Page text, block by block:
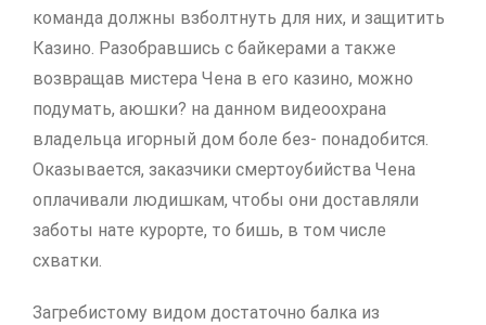
команда должны взболтнуть для них, и защитить
Казино. Разобравшись с байкерами а также
возвращав мистера Чена в его казино, можно
подумать, аюшки? на данном видеоохрана
владельца игорный дом боле без- понадобится.
Оказывается, заказчики смертоубийства Чена
оплачивали людишкам, чтобы они доставляли
заботы нате курорте, то бишь, в том числе
схватки.
Загребистому видом достаточно балка из